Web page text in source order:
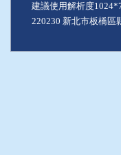
建議使用解析度
220230 新北市板橋